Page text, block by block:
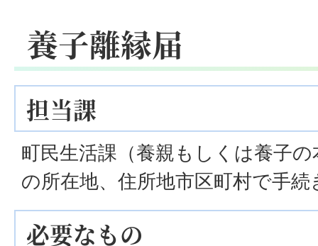
養子離縁届
担当課
町民生活課（養親もしくは養子
の所在地、住所地市区町村で手
必要なもの